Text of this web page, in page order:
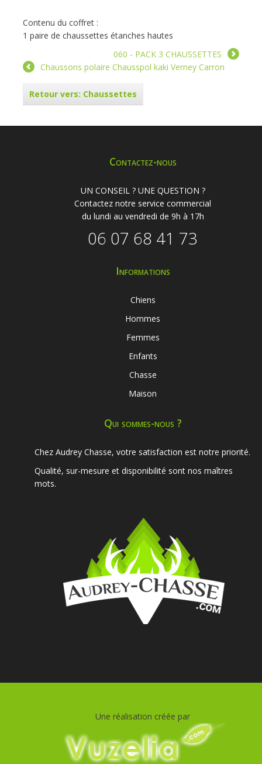
Contenu du coffret :
1 paire de chaussettes étanches hautes
060 - PACK 3 CHAUSSETTES
Chaussons polaire Chausspol kaki Verney Carron
Retour vers: Chaussettes
Contactez-nous
UN CONSEIL ? UNE QUESTION ?
Contactez notre service commercial
du lundi au vendredi de 9h à 17h
06 07 68 41 73
Informations
Chiens
Hommes
Femmes
Enfants
Chasse
Maison
Qui sommes-nous ?
Chez Audrey Chasse, votre satisfaction est notre priorité.
Qualité, sur-mesure et disponibilité sont nos maîtres
mots.
Une réalisation créée par